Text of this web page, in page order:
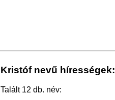
Kristóf nevű hírességek:
Talált 12 db. név: